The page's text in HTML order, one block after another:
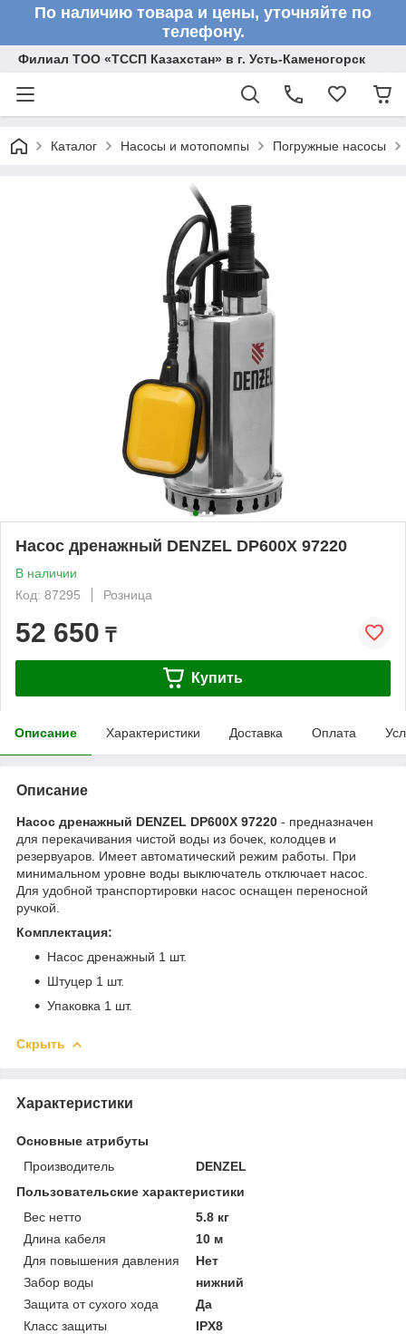
По наличию товара и цены, уточняйте по
телефону.
Филиал ТОО «ТССП Казахстан» в г. Усть-Каменогорск
Каталог Насосы и мотопомпы Погружные насосы
Насос дренажный DENZEL DP600X 97220
В наличии
Код: 87295
Розница
52 650 ₸
Купить
Описание Характеристики Доставка Оплата
Описание
Насос дренажный DENZEL DP600X 97220 - предназначен
для перекачивания чистой воды из бочек, колодцев и
резервуаров. Имеет автоматический режим работы. При
минимальном уровне воды выключатель отключает насос.
Для удобной транспортировки насос оснащен переносной
ручкой.
Комплектация:
Насос дренажный 1 шт.
Штуцер 1 шт.
Упаковка 1 шт.
Скрыть
Характеристики
Основные атрибуты
Производитель
DENZEL
Пользовательские характеристики
Вес нетто
5.8 кг
Длина кабеля
10 м
Для повышения давления
Нет
Забор воды
нижний
Защита от сухого хода
Да
Класс защиты
IPX8